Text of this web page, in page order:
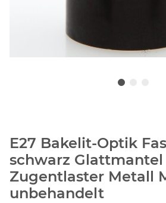
E27 Bakelit-Optik
schwarz
Zugentlaster Metall
unbehandelt